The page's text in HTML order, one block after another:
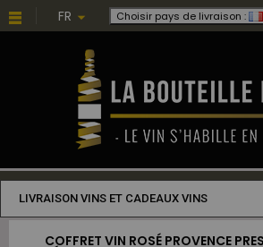
FR Choisir pays de livraison :
LIVRAISON VINS ET CADEAUX VINS
COFFRET VIN ROSÉ PROVENCE